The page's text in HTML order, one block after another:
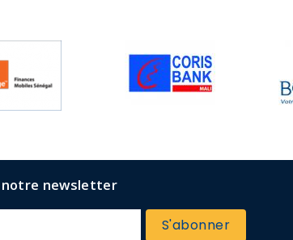
notre newsletter